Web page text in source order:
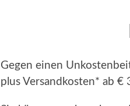
Gegen einen
plus Versandkosten* ab €